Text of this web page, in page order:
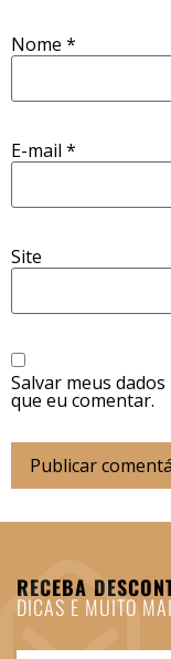
Nome *
E-mail *
Site
Salvar meus
que eu comentar.
RECEBA
DICAS E MUITO